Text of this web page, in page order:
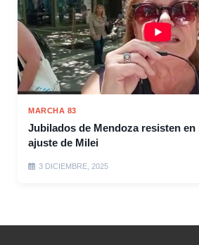
MARCHA 83
Jubilados de Mendoza resisten en
ajuste de Milei
3 DICIEMBRE, 2025